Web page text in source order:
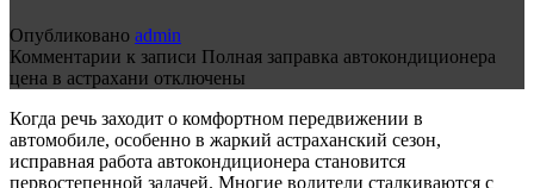
Опубликовано admin
Комментарии к записи Полная заправка автокондиционера
цена в астрахани отключены
Когда речь заходит о комфортном передвижении в
автомобиле, особенно в жаркий астраханский сезон,
исправная работа автокондиционера становится
первостепенной задачей. Многие водители сталкиваются с